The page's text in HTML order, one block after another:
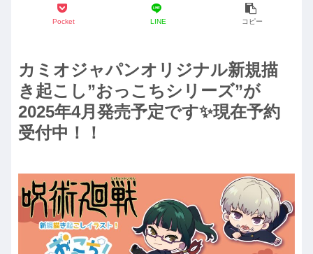
Pocket LINE コピー
カミオジャパンオリジナル新規描
き起こし”おっこちシリーズ”が
2025年4月発売予定です✨現在予約
受付中！！